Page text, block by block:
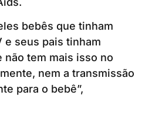
bebês que tinham
e seus pais tinham
não tem mais isso no
nem a transmissão
para o bebê”,